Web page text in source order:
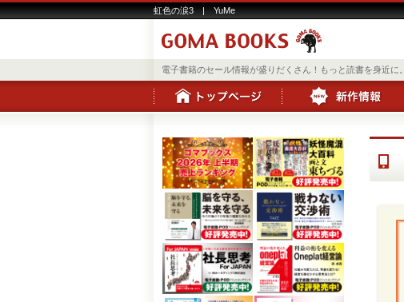
虹色の涙3 | YuMe
電子書籍のセール情報が盛りだくさん！もっと読書を身近に。